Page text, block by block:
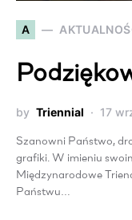
A
by Triennial 17
Szanowni Państwo,
grafiki. W imieniu
Międzynarodowe
Państwu…